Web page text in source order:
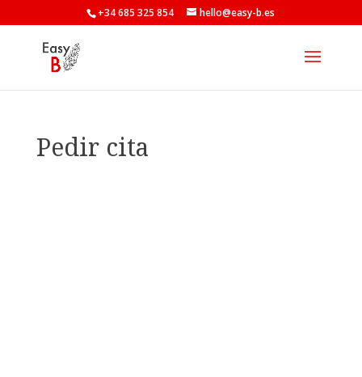
+34 685 325 854 hello@easy-b.es
Pedir cita